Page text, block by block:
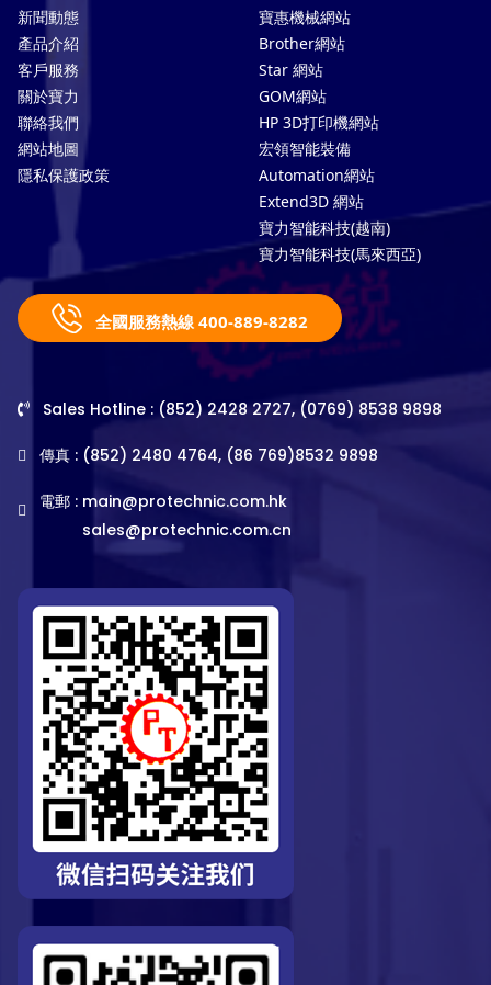
新聞動態
產品介紹
客戶服務
關於寶力
聯絡我們
網站地圖
隱私保護政策
寶惠機械網站
Brother網站
Star 網站
GOM網站
HP 3D打印機網站
宏領智能裝備
Automation網站
Extend3D 網站
寶力智能科技(越南)
寶力智能科技(馬來西亞)
全國服務熱線 400-889-8282
Sales Hotline : (852) 2428 2727, (0769) 8538 9898
傳真 : (852) 2480 4764, (86 769)8532 9898
電郵 : main@protechnic.com.hk
sales@protechnic.com.cn